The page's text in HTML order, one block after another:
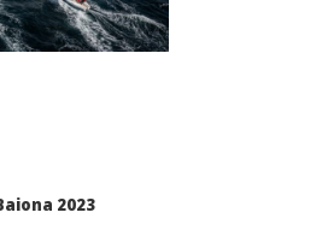
2023